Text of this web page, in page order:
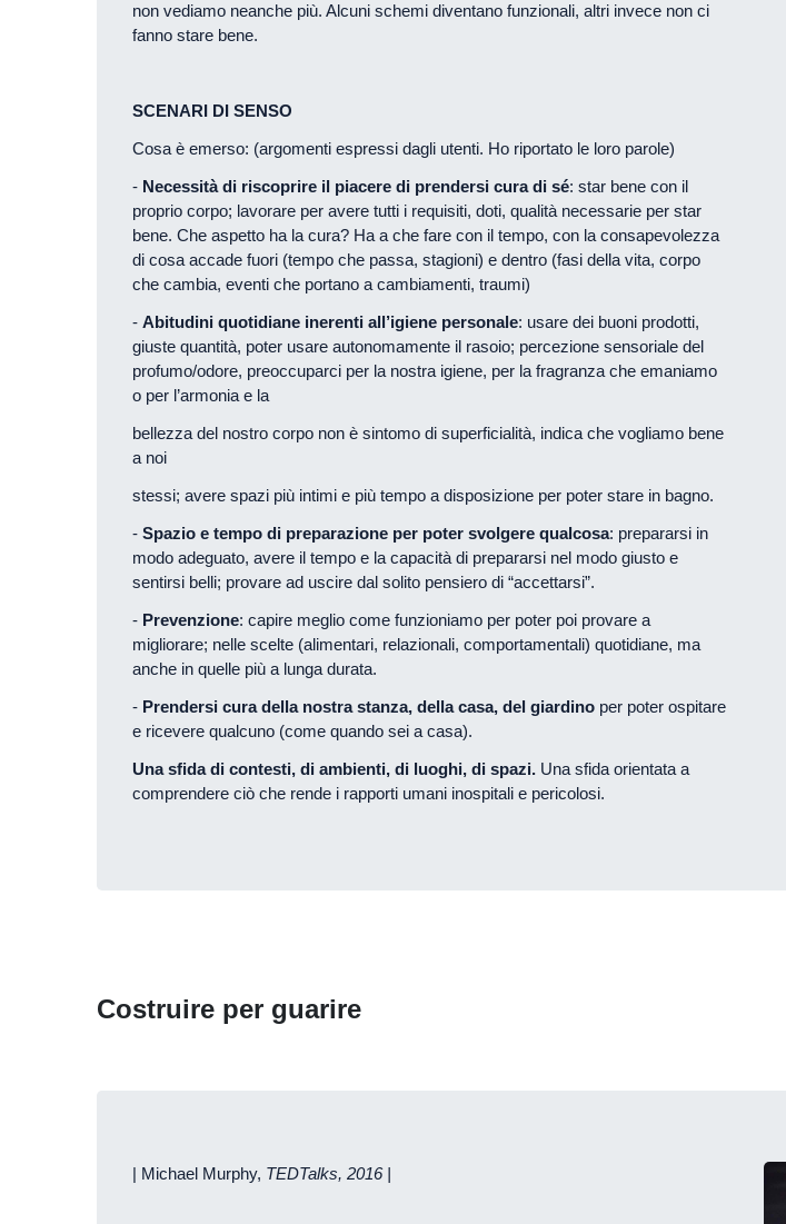
non vediamo neanche più. Alcuni schemi diventano funzionali, altri invece non ci
fanno stare bene.
SCENARI DI SENSO
Cosa è emerso: (argomenti espressi dagli utenti. Ho riportato le loro parole)
- Necessità di riscoprire il piacere di prendersi cura di sé: star bene con il
proprio corpo; lavorare per avere tutti i requisiti, doti, qualità necessarie per star
bene. Che aspetto ha la cura? Ha a che fare con il tempo, con la consapevolezza
di cosa accade fuori (tempo che passa, stagioni) e dentro (fasi della vita, corpo
che cambia, eventi che portano a cambiamenti, traumi)
- Abitudini quotidiane inerenti all’igiene personale: usare dei buoni prodotti,
giuste quantità, poter usare autonomamente il rasoio; percezione sensoriale del
profumo/odore, preoccuparci per la nostra igiene, per la fragranza che emaniamo
o per l’armonia e la
bellezza del nostro corpo non è sintomo di superficialità, indica che vogliamo bene
a noi
stessi; avere spazi più intimi e più tempo a disposizione per poter stare in bagno.
- Spazio e tempo di preparazione per poter svolgere qualcosa: prepararsi in
modo adeguato, avere il tempo e la capacità di prepararsi nel modo giusto e
sentirsi belli; provare ad uscire dal solito pensiero di “accettarsi”.
- Prevenzione: capire meglio come funzioniamo per poter poi provare a
migliorare; nelle scelte (alimentari, relazionali, comportamentali) quotidiane, ma
anche in quelle più a lunga durata.
- Prendersi cura della nostra stanza, della casa, del giardino per poter ospitare
e ricevere qualcuno (come quando sei a casa).
Una sfida di contesti, di ambienti, di luoghi, di spazi. Una sfida orientata a
comprendere ciò che rende i rapporti umani inospitali e pericolosi.
Costruire per guarire
| Michael Murphy, TEDTalks, 2016 |